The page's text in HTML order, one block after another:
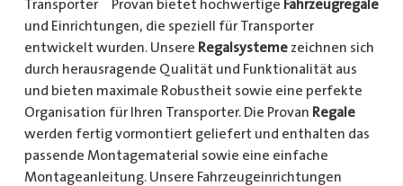
Transporter Provan bietet hochwertige Fahrzeugregale
und Einrichtungen, die speziell für Transporter
entwickelt wurden. Unsere Regalsystemezeichnen sich
durch herausragende Qualität und Funktionalität aus
und bieten maximale Robustheit sowie eine perfekte
Organisation für Ihren Transporter. Die Provan Regale
werden fertig vormontiert geliefert und enthalten das
passende Montagematerial sowie eine einfache
Montageanleitung. Unsere Fahrzeugeinrichtungen